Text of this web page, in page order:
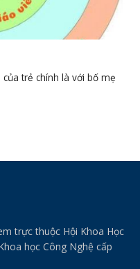
trẻ chính là với bố mẹ
trực thuộc Hội Khoa Học
học Công Nghệ cấp